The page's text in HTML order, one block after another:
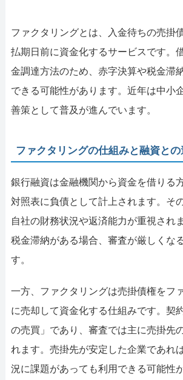
ファクタリングとは、入金待ちの売掛
払期日前に資金化するサービスです。
金調達方法のため、赤字決算や税金滞
できる可能性があります。近年は中小
善策として普及が進んでいます。
ファクタリングの仕組みと融資との
銀行融資は金融機関から資金を借りる
対照表に負債として計上されます。そ
自社の財務状況や返済能力が重視され
税金滞納がある場合、審査が厳しくな
す。
一方、ファクタリングは売掛債権をフ
に売却して資金化する仕組みです。契
の売買」であり、審査では主に売掛先
れます。売掛先が安定した企業であれ
況に課題があっても利用できる可能性